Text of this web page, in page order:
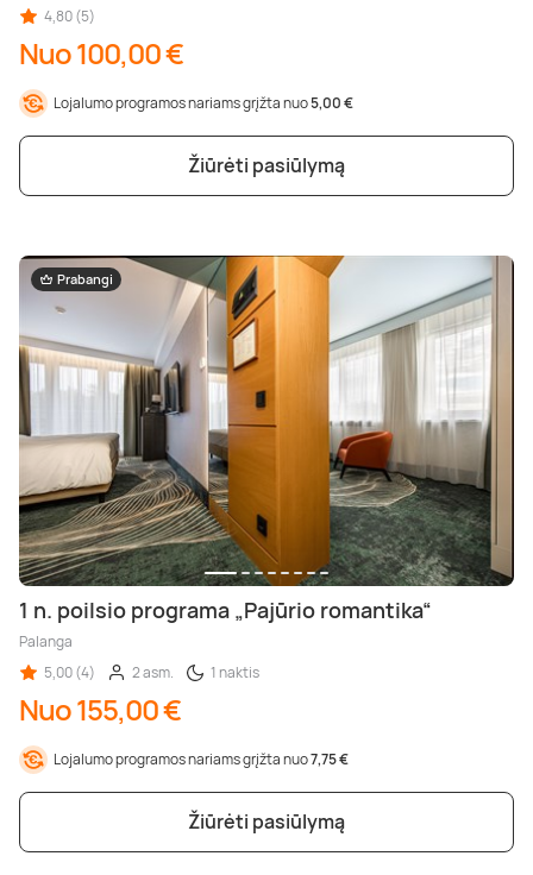
4,80 (5)
Nuo 100,00 €
Lojalumo programos nariams grįžta nuo5,00 €
Žiūrėti pasiūlymą
Prabangi
1 n. poilsio programa „Pajūrio romantika“
Palanga
5,00 (4)
2 asm. 1 naktis
Nuo 155,00 €
Lojalumo programos nariams grįžta nuo7,75 €
Žiūrėti pasiūlymą